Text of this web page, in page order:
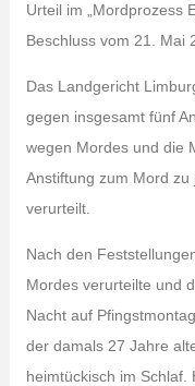
Urteil im „Mordprozess
Beschluss vom 21. Mai
Das Landgericht
gegen insgesamt fünf
wegen Mordes und die
Anstiftung zum Mord
verurteilt.
Nach den
Mordes verurteilte und
Nacht auf
der damals 27 Jahre
heimtückisch im Schlaf.